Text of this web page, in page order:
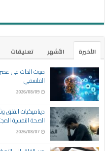
الأخيرة الأشهر تعليقات
موت الذات في عصر
الفلسفي
2026/08/09
ديناميكيات القلق
الصحة النفسية
2026/08/07